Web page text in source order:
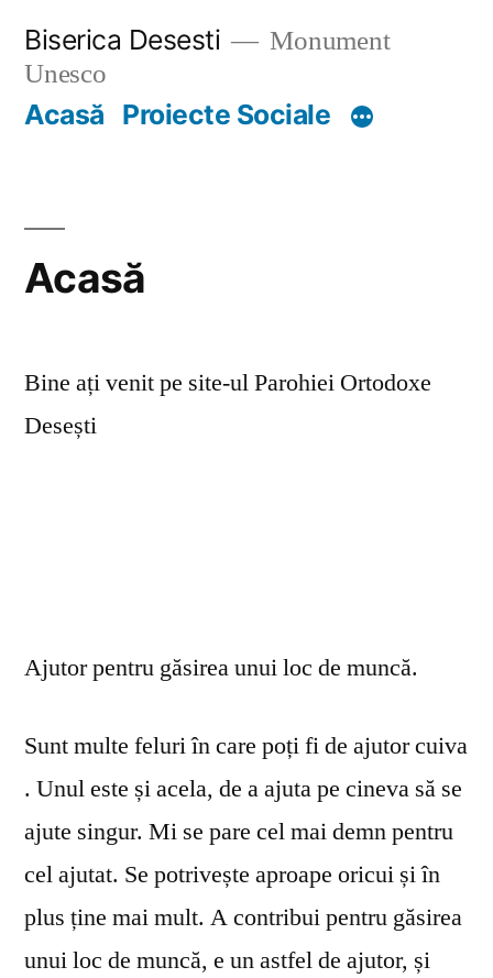
content
Biserica Desesti
Monument
Unesco
Acasă Proiecte Sociale
Acasă
Bine ați venit pe site-ul Parohiei Ortodoxe
Desești
Ajutor pentru găsirea unui loc de muncă.
Sunt multe feluri în care poți fi de ajutor cuiva
. Unul este și acela, de a ajuta pe cineva să se
ajute singur. Mi se pare cel mai demn pentru
cel ajutat. Se potrivește aproape oricui și în
plus ține mai mult. A contribui pentru găsirea
unui loc de muncă, e un astfel de ajutor, și